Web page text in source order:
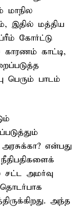
மாநில
இதில் மத்திய
கோர்ட்டு
காரணம் காட்டி,
பெரும் பாடம்
என்பது
அமர்வு
அந்த